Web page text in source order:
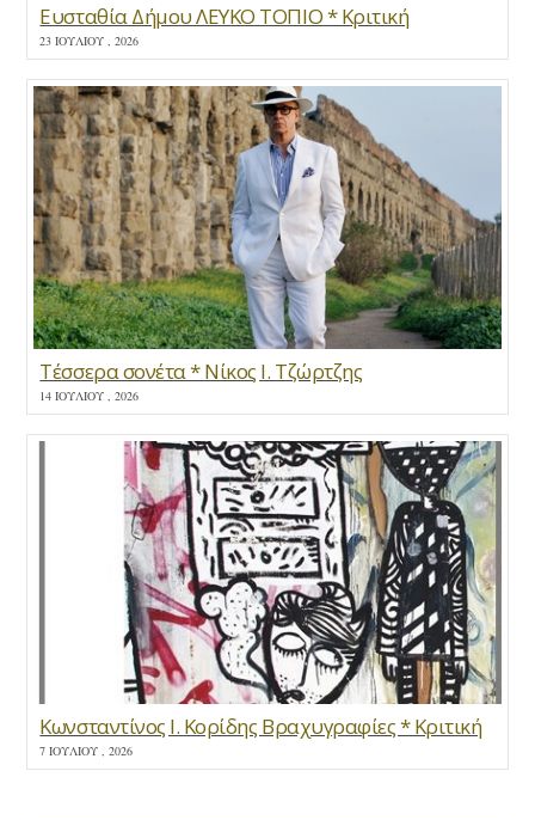
Ευσταθία Δήμου ΛΕΥΚΟ ΤΟΠΙΟ * Κριτική
23 ΙΟΥΛΊΟΥ , 2026
Τέσσερα σονέτα * Νίκος Ι. Τζώρτζης
14 ΙΟΥΛΊΟΥ , 2026
Κωνσταντίνος Ι. Κορίδης Βραχυγραφίες * Κριτική
7 ΙΟΥΛΊΟΥ , 2026